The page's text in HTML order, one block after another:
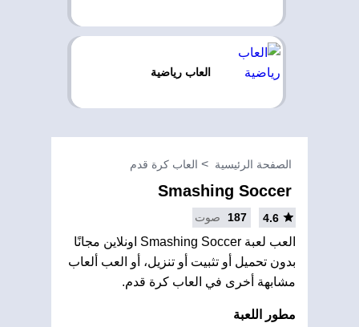
العاب رياضية
الصفحة الرئيسية العاب كرة قدم
Smashing Soccer
4.6
187 صوت
العب لعبة Smashing Soccer اونلاين مجانًا
بدون تحميل أو تثبيت أو تنزيل، أو العب ألعاب
مشابهة أخرى في العاب كرة قدم.
مطور اللعبة